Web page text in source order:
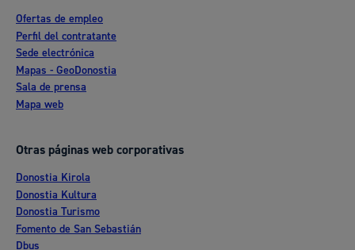
Ofertas de empleo
Perfil del contratante
Sede electrónica
Mapas - GeoDonostia
Sala de prensa
Mapa web
Otras páginas web corporativas
Donostia Kirola
Donostia Kultura
Donostia Turismo
Fomento de San Sebastián
Dbus